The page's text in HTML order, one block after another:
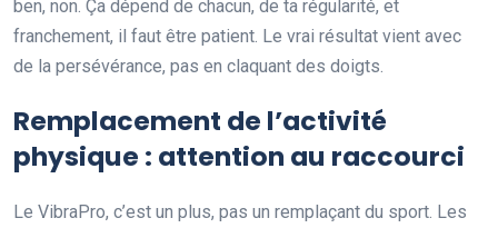
ben, non. Ça dépend de chacun, de ta régularité, et
franchement, il faut être patient. Le vrai résultat vient avec
de la persévérance, pas en claquant des doigts.
Remplacement de l’activité
physique : attention au raccourci
Le VibraPro, c’est un plus, pas un remplaçant du sport. Les